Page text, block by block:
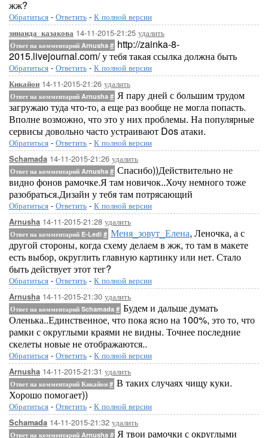
жж?
Обратиться - Ответить - К полной версии
зинаида_казакова 14-11-2015-21:25 удалить
Ответ на комментарий Arnusha # http://zainka-8-
2015.livejournal.com/ у тебя такая ссылка должна быть
Обратиться - Ответить - К полной версии
Кикайон 14-11-2015-21:26 удалить
Ответ на комментарий Arnusha # Я пару дней с большим трудом
загружаю туда что-то, а еще раз вообще не могла попасть.
Вполне возможно, что это у них проблемы. На популярные
сервисы довольно часто устраивают Dos атаки.
Обратиться - Ответить - К полной версии
Schamada 14-11-2015-21:26 удалить
Ответ на комментарий Arnusha # Спасибо))Действительно не
видно фонов рамочке.Я там новичок..Хочу немного тоже
разобраться.Дизайн у тебя там потрясающий
Обратиться - Ответить - К полной версии
Arnusha 14-11-2015-21:28 удалить
Ответ на комментарий E-Ledi # Меня_зовут_Елена, Леночка, а с
другой стороны, когда схему делаем в жж, то там в макете
есть выбор, округлить главную картинку или нет. Стало
быть действует этот тег?
Обратиться - Ответить - К полной версии
Arnusha 14-11-2015-21:30 удалить
Ответ на комментарий Schamada # Будем и дальше думать
Оленька..Единственное, что пока ясно на 100%, это то, что
рамки с округлыми краями не видны. Точнее последние
скелеты новые не отображаются..
Обратиться - Ответить - К полной версии
Arnusha 14-11-2015-21:31 удалить
Ответ на комментарий Кикайон # В таких случаях чищу куки.
Хорошо помогает))
Обратиться - Ответить - К полной версии
Schamada 14-11-2015-21:32 удалить
Ответ на комментарий Arnusha # Я твои рамочки с округлыми